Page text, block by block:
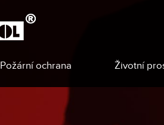
Požární ochrana Životní